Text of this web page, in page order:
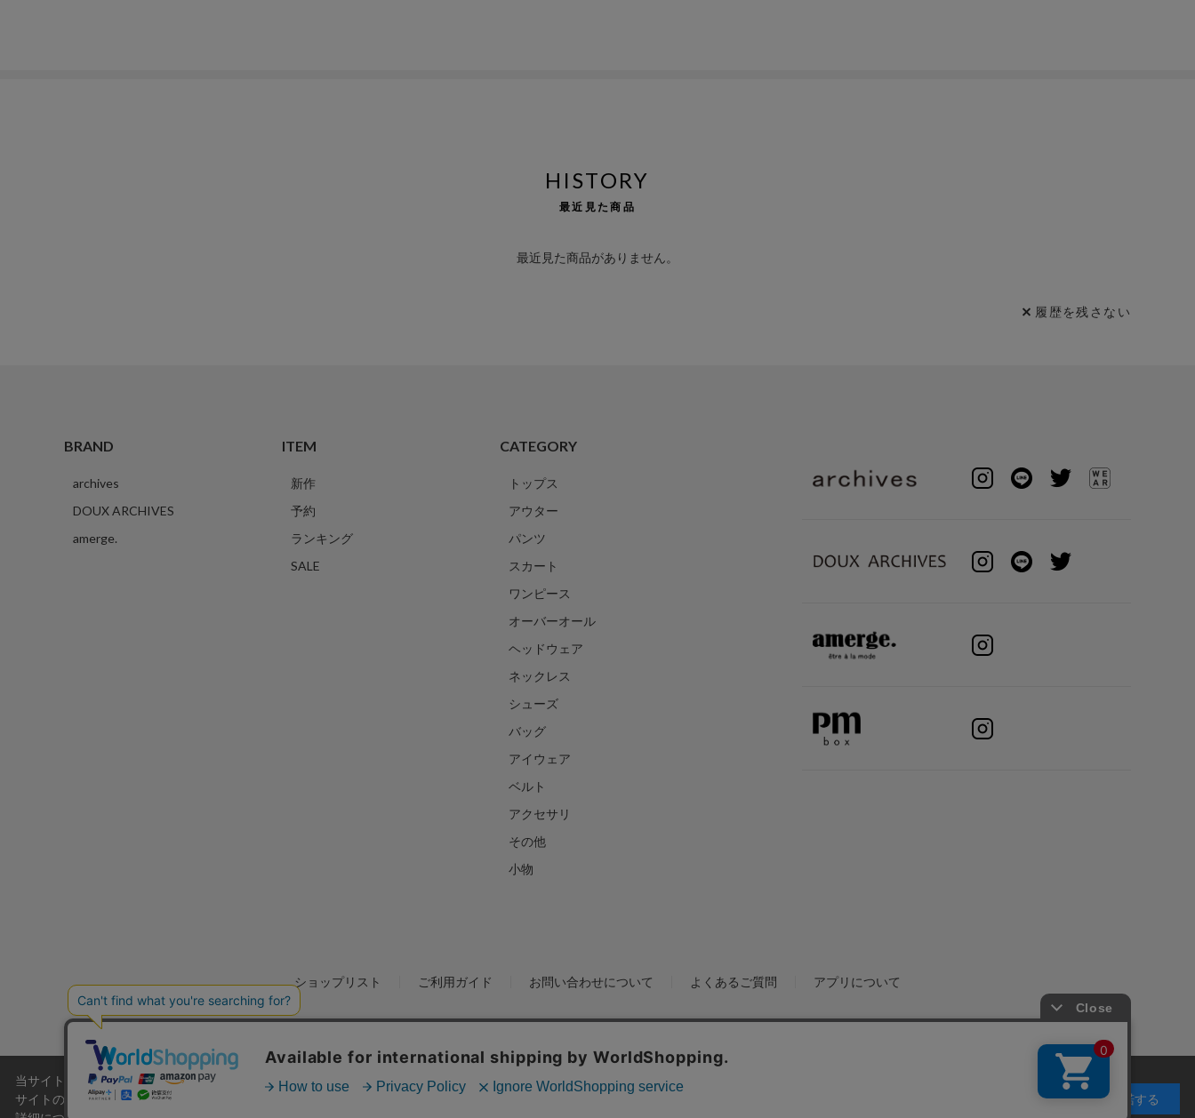
HISTORY
最近見た商品
最近見た商品がありません。
履歴を残さない
BRAND
archives
DOUX ARCHIVES
amerge.
ITEM
新作
予約
ランキング
SALE
CATEGORY
トップス
アウター
パンツ
スカート
ワンピース
オーバーオール
ヘッドウェア
ネックレス
シューズ
バッグ
アイウェア
ベルト
アクセサリ
その他
小物
ショップリスト ご利用ガイド お問い合わせについて よくあるご質問 アプリについて
会社概要 特定商取引法に基づく表記 Copyright(C) P&M co.,ltd All Rights Reserved.
当サイトでは利用体験の向上およびコンテンツの最適な提供、トラフィックの分析を目的としてCookieを使用しています。
サイトの閲覧を継続された場合、Cookieの利用に同意したことものといたします。
承諾する